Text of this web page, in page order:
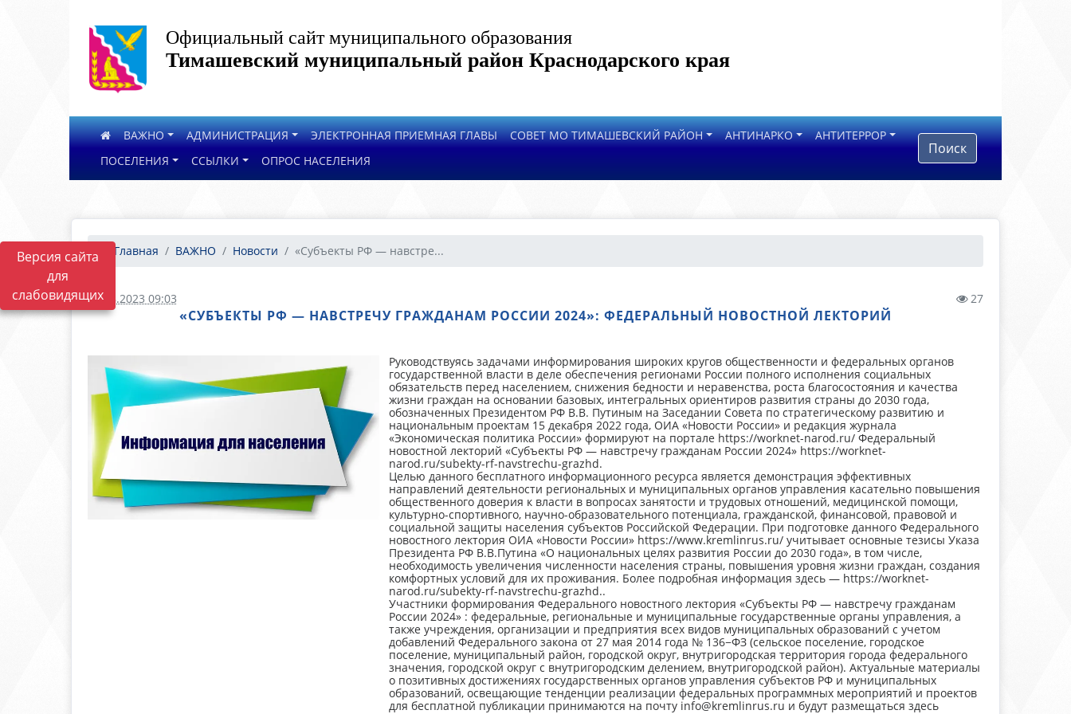
Версия сайта
для
слабовидящих
Официальный сайт муниципального образования
Тимашевский муниципальный район Краснодарского края
ВАЖНО АДМИНИСТРАЦИЯ ЭЛЕКТРОННАЯ ПРИЕМНАЯ ГЛАВЫ СОВЕТ МО ТИМАШЕВСКИЙ РАЙОН АНТИНАРКО
АНТИТЕРРОР
ПОСЕЛЕНИЯ
ССЫЛКИ ОПРОС НАСЕЛЕНИЯ
Поиск
Главная ВАЖНО Новости «Субъекты РФ — навстре...
24.08.2023 09:03 27
«СУБЪЕКТЫ РФ — НАВСТРЕЧУ ГРАЖДАНАМ РОССИИ 2024»: ФЕДЕРАЛЬНЫЙ НОВОСТНОЙ ЛЕКТОРИЙ
Руководствуясь задачами информирования широких кругов общественности и федеральных органов
государственной власти в деле обеспечения регионами России полного исполнения социальных
обязательств перед населением, снижения бедности и неравенства, роста благосостояния и качества
жизни граждан на основании базовых, интегральных ориентиров развития страны до 2030 года,
обозначенных Президентом РФ В.В. Путиным на Заседании Совета по стратегическому развитию и
национальным проектам 15 декабря 2022 года, ОИА «Новости России» и редакция журнала
«Экономическая политика России» формируют на портале https://worknet-narod.ru/ Федеральный
новостной лекторий «Субъекты РФ — навстречу гражданам России 2024» https://worknet-
narod.ru/subekty-rf-navstrechu-grazhd.
Целью данного бесплатного информационного ресурса является демонстрация эффективных
направлений деятельности региональных и муниципальных органов управления касательно повышения
общественного доверия к власти в вопросах занятости и трудовых отношений, медицинской помощи,
культурно-спортивного, научно-образовательного потенциала, гражданской, финансовой, правовой и
социальной защиты населения субъектов Российской Федерации. При подготовке данного Федерального
новостного лектория ОИА «Новости России» https://www.kremlinrus.ru/ учитывает основные тезисы Указа
Президента РФ В.В.Путина «О национальных целях развития России до 2030 года», в том числе,
необходимость увеличения численности населения страны, повышения уровня жизни граждан, создания
комфортных условий для их проживания. Более подробная информация здесь — https://worknet-
narod.ru/subekty-rf-navstrechu-grazhd..
Участники формирования Федерального новостного лектория «Субъекты РФ — навстречу гражданам
России 2024» : федеральные, региональные и муниципальные государственные органы управления, а
также учреждения, организации и предприятия всех видов муниципальных образований с учетом
добавлений Федерального закона от 27 мая 2014 года № 136−ФЗ (сельское поселение, городское
поселение, муниципальный район, городской округ, внутригородская территория города федерального
значения, городской округ с внутригородским делением, внутригородской район). Актуальные материалы
о позитивных достижениях государственных органов управления субъектов РФ и муниципальных
образований, освещающие тенденции реализации федеральных программных мероприятий и проектов
для бесплатной публикации принимаются на почту info@kremlinrus.ru и будут размещаться здесь